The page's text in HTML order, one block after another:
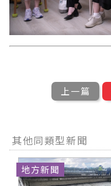
上一篇
其他同類型新聞
地方新聞